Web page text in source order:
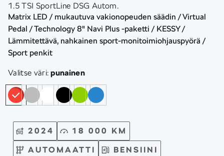
1.5 TSI SportLine DSG Autom.
Matrix LED / mukautuva vakionopeuden säädin / Virtual
Pedal / Technology 8" Navi Plus -paketti / KESSY /
Lämmitettävä, nahkainen sport-monitoimiohjauspyörä /
Sport penkit
Valitse väri:punainen
2024
18 000 KM
AUTOMAATTI
BENSIINI